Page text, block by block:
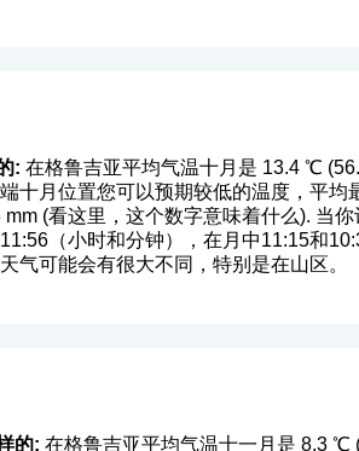
: 在格鲁吉亚平均气温十月是 13.4 ℃
十月位置您可以预期较低的温度，平
mm (看这里，这个数字意味着什么). 当
（小时和分钟），在月中11:15和
气可能会有很大不同，特别是在山区。
的: 在格鲁吉亚平均气温十一月是 8.3 ℃